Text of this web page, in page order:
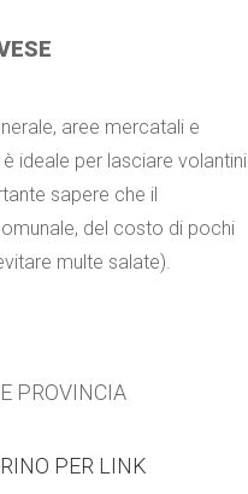
aree mercatali e
ideale per lasciare volantini
sapere che il
del costo di pochi
multe salate).
PROVINCIA
PER LINK